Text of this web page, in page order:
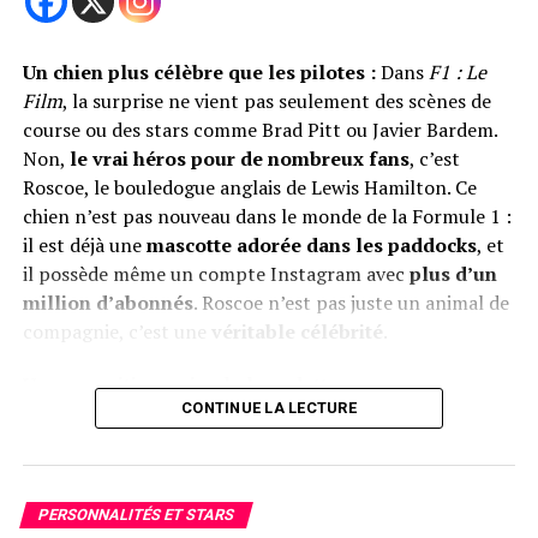
Partager
RELATED TOPICS: ALLEMAGNE BOCHUM
BONE CRACKER
CHIROPRACTIE
MASSAGES
Détecter le diabète chez les chiens : symptômes et
Deadpool & Wolverine : avec Dogpool en vedette
promenait ces jeunes patients dans les couloirs, les
ou la solitude.
Un vide dans le cœur de tous
La perte de Yuri laisse ungrand vide au sein de la
famille impériale, mais aussi dans le cœur de
nombreux Japonais qui avaient appris à l’aimer à travers
les années. Sa douceur, son rôle auprès des enfants et sa
présence constante auprès de l’empereur et de sa
famille avaient fait d’elle un symbole d’affection, de
À travers Yuri, on se rappelle queles chiens ne sont
vie, des soutiens précieux, et souvent, des héros
silencieux.
Un chien plus célèbre que les pilotes :DansF1 : Le
Film, la surprise ne vient pas seulement des scènes de
course ou des stars comme Brad Pitt ou Javier Bardem.
Non, le vrai héros pour de nombreux fans, c’est
Roscoe, le bouledogue anglais de Lewis Hamilton. Ce
chien n’est pas nouveau dans le monde de la Formule 1 :
il est déjà unemascotte adorée dans les paddocks, et
il possède même un compte Instagram avec plus d’un
million d’abonnés. Roscoe n’est pas juste un animal de
véritable célébrité
Une apparition qui vole la vedette
Roscoe fait une courte apparition dans le film, mais cela
a suffi àdéclencher l’enthousiasme du public. Lors du
déroule, les spectateurs attentifs remarquent un nom
CONTINUE LA LECTURE
PERSONNALITÉS ET STARS